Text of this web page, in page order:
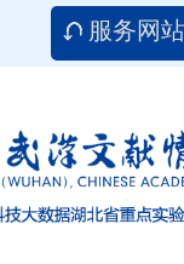
服务网站